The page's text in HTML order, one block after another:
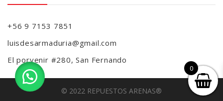
+56 9 7153 7851
luisdesarmaduria@gmail.com
El porvenir #280, San Fernando
© 2022 REPUESTOS ARENAS®
0